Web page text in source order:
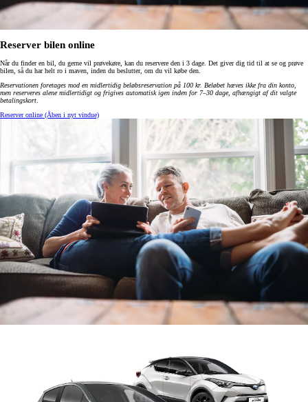
Reserver bilen online
Når du finder en bil, du gerne vil prøvekøre, kan du reservere den i 3 dage. Det giver dig tid til at se og prøve
bilen, så du har helt ro i maven, inden du beslutter, om du vil købe den.
Reservationen foretages mod en midlertidig beløbsreservation på 100 kr. Beløbet hæves ikke fra din konto,
men reserveres alene midlertidigt og frigives automatisk igen inden for 7–30 dage, afhængigt af dit valgte
betalingskort.
Reserver online (Åben i nyt vindue)